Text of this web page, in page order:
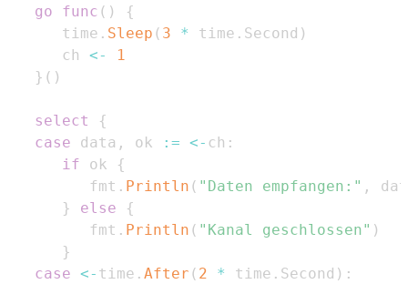
go
func ( )
{
      time
. Sleep ( 3 * time . Second )
      ch
<-
1
} ( )
select
{
case data , ok := <- ch :
if ok
{
         fmt
. Println ( "Daten empfangen:" ,
}
else
{
         fmt
. Println ( "Kanal geschlossen" )
}
case <- time . After ( 2 * time . Second ) :